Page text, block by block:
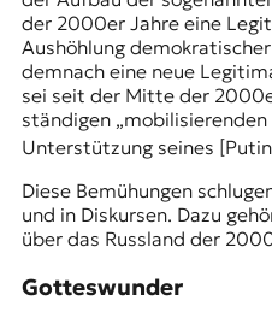
e
t
e
n
z
z
u
O
s
t
e
u
r
der 2000er Jahre eine
Aushöhlung
demnach eine neue
sei seit der Mitte der
ständigen
Unterstützung seines
Diese Bemühungen
und in Diskursen. Dazu
über das Russland der
Gotteswunder